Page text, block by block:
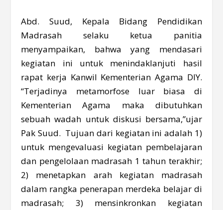
Abd. Suud, Kepala Bidang Pendidikan
Madrasah selaku ketua panitia
menyampaikan, bahwa yang mendasari
kegiatan ini untuk menindaklanjuti hasil
rapat kerja Kanwil Kementerian Agama DIY.
“Terjadinya metamorfose luar biasa di
Kementerian Agama maka dibutuhkan
sebuah wadah untuk diskusi bersama,”ujar
Pak Suud. Tujuan dari kegiatan ini adalah 1)
untuk mengevaluasi kegiatan pembelajaran
dan pengelolaan madrasah 1 tahun terakhir;
2) menetapkan arah kegiatan madrasah
dalam rangka penerapan merdeka belajar di
madrasah; 3) mensinkronkan kegiatan